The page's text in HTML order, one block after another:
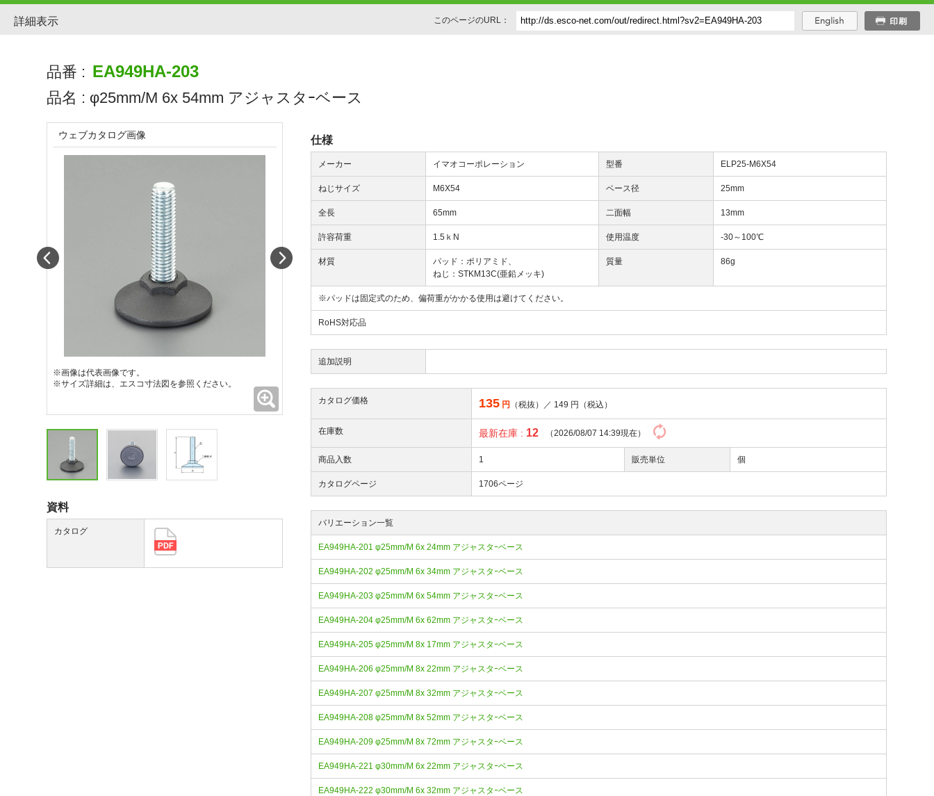
詳細表示 このページのURL：
品番 : EA949HA-203
品名 : φ25mm/M 6x 54mm アジャスタｰベース
仕様
メーカー イマオコーポレーション 型番 ELP25-M6X54
ねじサイズ M6X54 ベース径 25mm
全長 65mm 二面幅 13mm
許容荷重 1.5ｋN 使用温度 ‐30～100℃
材質
パッド：ポリアミド、
ねじ：STKM13C(亜鉛メッキ)
質量 86g
※パッドは固定式のため、偏荷重がかかる使用は避けてください。
RoHS対応品
追加説明
カタログ価格 135 円 （税抜）／ 149 円（税込）
在庫数 最新在庫 : 12 （2026/08/07 14:39現在）
商品入数 1 販売単位 個
カタログページ 1706ページ
バリエーション一覧
EA949HA-201 φ25mm/M 6x 24mm アジャスタｰベース
EA949HA-202 φ25mm/M 6x 34mm アジャスタｰベース
EA949HA-203 φ25mm/M 6x 54mm アジャスタｰベース
EA949HA-204 φ25mm/M 6x 62mm アジャスタｰベース
EA949HA-205 φ25mm/M 8x 17mm アジャスタｰベース
EA949HA-206 φ25mm/M 8x 22mm アジャスタｰベース
EA949HA-207 φ25mm/M 8x 32mm アジャスタｰベース
EA949HA-208 φ25mm/M 8x 52mm アジャスタｰベース
EA949HA-209 φ25mm/M 8x 72mm アジャスタｰベース
EA949HA-221 φ30mm/M 6x 22mm アジャスタｰベース
EA949HA-222 φ30mm/M 6x 32mm アジャスタｰベース
ウェブカタログ画像
※画像は代表画像です。
※サイズ詳細は、エスコ寸法図を参照ください。
資料
カタログ